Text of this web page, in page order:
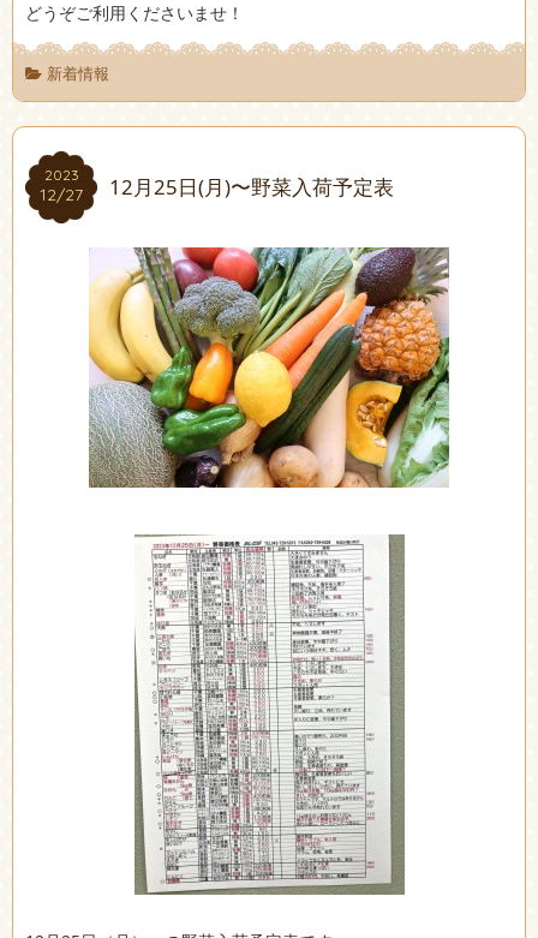
どうぞご利用くださいませ！
新着情報
2023
12/27
2023
12/27 12月25日(月)〜野菜入荷予定表